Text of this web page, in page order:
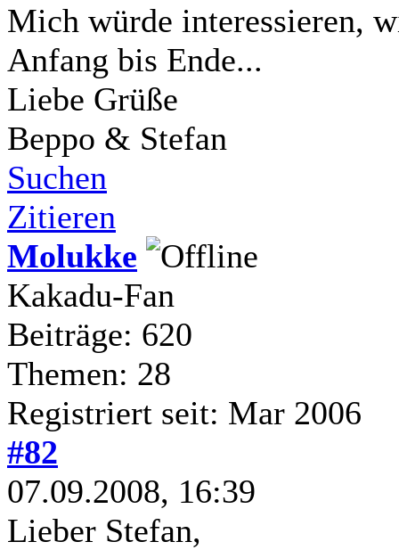
Mich würde interessieren,
Anfang bis Ende...
Liebe Grüße
Beppo & Stefan
Suchen
Zitieren
Molukke
Kakadu-Fan
Beiträge: 620
Themen: 28
Registriert seit: Mar 2006
#82
07.09.2008, 16:39
Lieber Stefan,